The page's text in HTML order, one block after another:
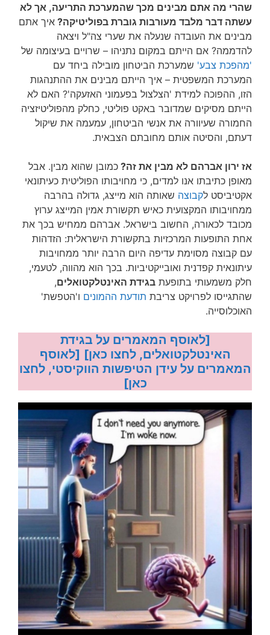
שהרי מה אתם מבינים מכך שהמערכת התריעה, אך לא
עשתה דבר מלבד מעורבות גוברת בפוליטיקה? איך אתם
מבינים את העובדה שנעלה את שערי צה"ל ויצאה
להדממה? אם הייתם במקום נתניהו – שרויים בעיצומה של
'מהפכת צבע' שמערכת הביטחון מובילה ביחד עם
המערכת המשפטית – איך הייתם מבינים את ההתנהגות
הזו, ההפוכה למידת 'הצלצול בפעמוני האזעקה'? האם לא
הייתם מסיקים שמדובר באקט פוליטי, כחלק מהפוליטיזציה
החמורה שעיוורה את אנשי הביטחון, עמעמה את שיקול
דעתם, והסיטה אותם מחובתם הצבאית.
אז ירון אברהם לא מבין את זה? כמובן שהוא מבין. אבל
מאופן כתיבתו אנו למדים, כי מחויבותו הפוליטית כעיתונאי
אקטיביסט לקבוצה שאותה הוא מייצג, גדולה בהרבה
ממחויבותו המקצועית כאיש תקשורת אמין המייצג ערוץ
מכובד לכאורה, החשוב בישראל. אברהם ממחיש בכך את
אחת התופעות המרכזיות בתקשורת הישראלית: הזדהות
עם קבוצה מסוימת עדיפה היום הרבה יותר ממחויבות
עיתונאית קפדנית ואובייקטיביות. בכך הוא מהווה, לטעמי,
חלק משמעותי בתופעת בגידת האינטלקטואלים,
שהתגייסו לפרויקט צריבת תודעת ההמונים ו'הטפשת'
האוכלוסייה.
[לאוסף המאמרים על בגידת
האינטלקטואלים, לחצו כאן] [לאוסף
המאמרים על עידן הטיפשות הווקיסטי, לחצו
כאן]